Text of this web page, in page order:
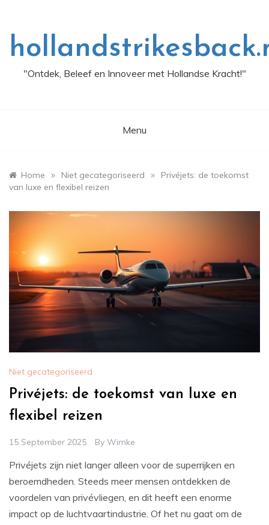
"Ontdek, Beleef en Innoveer met Hollandse Kracht!"
Menu
Home » Niet gecategoriseerd »
Privéjets: de toekomst
van luxe en flexibel reizen
Niet gecategoriseerd
Privéjets: de toekomst van luxe en
flexibel reizen
15 September 2025 By Wimke
Privéjets zijn niet langer alleen voor de superrijken en
beroemdheden. Steeds meer mensen ontdekken de
voordelen van privévliegen, en dit heeft een enorme
impact op de luchtvaartindustrie. Of het nu gaat om de